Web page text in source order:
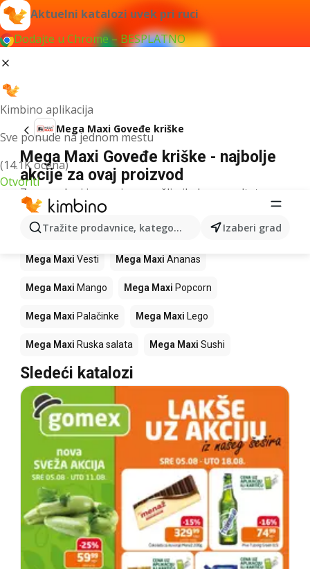
Aktuelni katalozi uvek pri ruci
Dodajte u Chrome – BESPLATNO
Kimbino aplikacija
Sve ponude na jednom mestu
(14.1K ocena)
Otvoriti
Tražite prodavnice, kategorije, proizvode...Izaberi grad
Mega Maxi Goveđe kriške
Mega Maxi Goveđe kriške - najbolje
akcije za ovaj proizvod
Za navedeni izraz nismo našli nikakav rezultat.
Drugi proizvodi u prodavnicama Mega
Maxi
Mega Maxi Vesti Mega Maxi Ananas
Mega Maxi Mango Mega Maxi Popcorn
Mega Maxi Palačinke Mega Maxi Lego
Mega Maxi Ruska salata Mega Maxi Sushi
Sledeći katalozi